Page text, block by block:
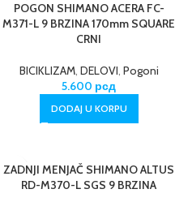
POGON SHIMANO ACERA FC-
M371-L 9 BRZINA 170mm SQUARE
CRNI
BICIKLIZAM, DELOVI, Pogoni
5.600 рсд
DODAJ U KORPU
ZADNJI MENJAČ SHIMANO ALTUS
RD-M370-L SGS 9 BRZINA